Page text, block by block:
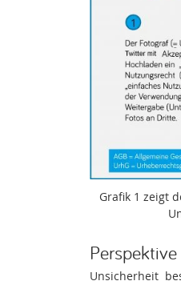
Grafik 1 zeigt
Unsicherheit